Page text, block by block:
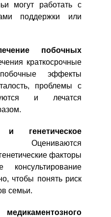
могут работать с
поддержки или
побочных
краткосрочные
эффекты
проблемы с
и лечатся
генетическое
Оцениваются
факторы
консультирование
чтобы понять риск
семьи.